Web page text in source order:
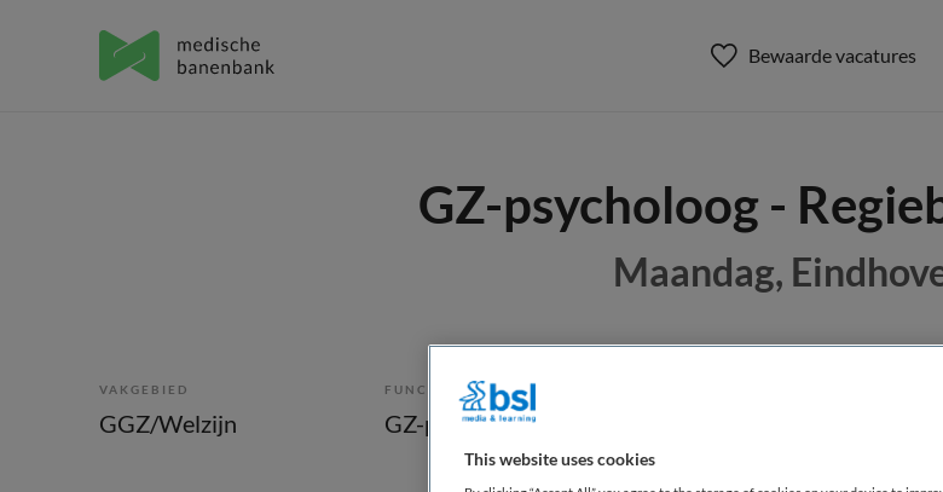
Bewaarde vacatures
GZ-psycholoog -
Maandag,
VAKGEBIED
GGZ/Welzijn
FUNCTIE
GZ-psycholoog
This website uses cookies